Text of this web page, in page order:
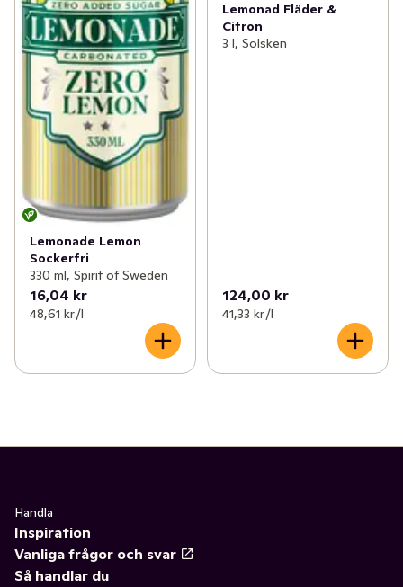
Lemonade Lemon
Sockerfri
330 ml, Spirit of Sweden
16,04 kr
48,61 kr /l
Lemonad Fläder &
Citron
3 l, Solsken
124,00 kr
41,33 kr /l
Handla
Inspiration
Vanliga frågor och svar
Så handlar du